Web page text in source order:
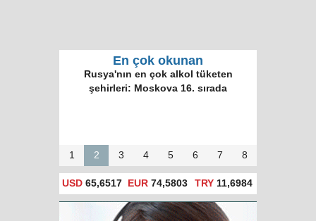
En çok okunan
Rusya'nın en çok alkol tüketen
şehirleri: Moskova 16. sırada
1 2 3 4 5 6 7 8
USD 65,6517 EUR 74,5803 TRY 11,6984